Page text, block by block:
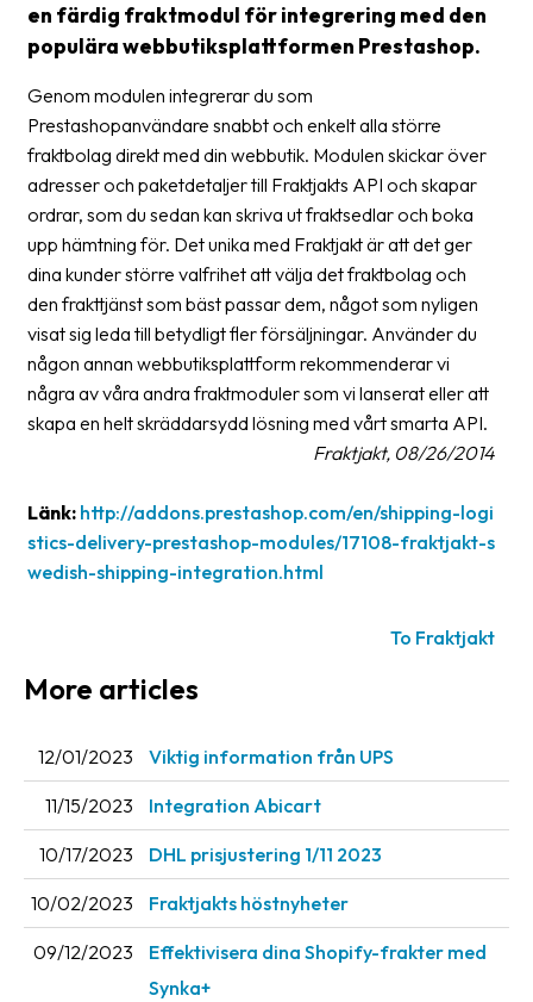
About
the
About
Fraktjakt
Media
Coworkers
Job
&
career
us
Terms
conditions
Prohibited
and
dangerous
content
en färdig fraktmodul för integrering med den
populära webbutiksplattformen Prestashop.
Genom modulen integrerar du som
Prestashopanvändare snabbt och enkelt alla större
fraktbolag direkt med din webbutik. Modulen skickar över
adresser och paketdetaljer till Fraktjakts API och skapar
ordrar, som du sedan kan skriva ut fraktsedlar och boka
upp hämtning för. Det unika med Fraktjakt är att det ger
dina kunder större valfrihet att välja det fraktbolag och
den frakttjänst som bäst passar dem, något som nyligen
visat sig leda till betydligt fler försäljningar. Använder du
någon annan webbutiksplattform rekommenderar vi
några av våra andra fraktmoduler som vi lanserat eller att
skapa en helt skräddarsydd lösning med vårt smarta API.
Fraktjakt, 08/26/2014
Länk: http://addons.prestashop.com/en/shipping-logi
stics-delivery-prestashop-modules/17108-fraktjakt-s
wedish-shipping-integration.html
To Fraktjakt
More articles
12/01/2023 Viktig information från UPS
11/15/2023 Integration Abicart
10/17/2023 DHL prisjustering 1/11 2023
10/02/2023 Fraktjakts höstnyheter
09/12/2023
Effektivisera dina Shopify-frakter med
Synka+